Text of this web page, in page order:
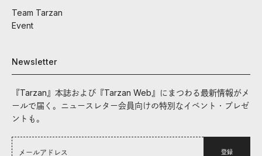
Team Tarzan
Event
Newsletter
『Tarzan』本誌および『Tarzan Web』にまつわる最新情報がメ
ールで届く。ニュースレター会員向けの特別なイベント・プレゼ
ントも。
登録